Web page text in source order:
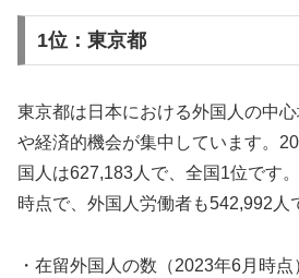
1位：東京都
東京都は日本における外国人の中
や経済的機会が集中しています。
国人は627,183人で、全国1位です
時点で、外国人労働者も542,992人
・在留外国人の数（2023年6月時